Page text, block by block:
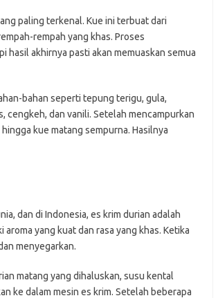
paling terkenal. Kue ini terbuat dari
rempah yang khas. Proses
akhirnya pasti akan memuaskan semua
bahan seperti tepung terigu, gula,
cengkeh, dan vanili. Setelah mencampurkan
kue matang sempurna. Hasilnya
dan di Indonesia, es krim durian adalah
yang kuat dan rasa yang khas. Ketika
menyegarkan.
matang yang dihaluskan, susu kental
ke dalam mesin es krim. Setelah beberapa